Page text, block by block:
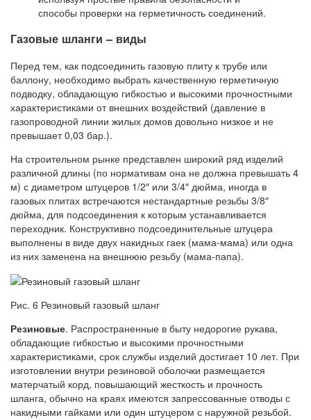
способы проверки на герметичность соединений.
Газовые шланги – виды
Перед тем, как подсоединить газовую плиту к трубе или
баллону, необходимо выбрать качественную герметичную
подводку, обладающую гибкостью и высокими прочностными
характеристиками от внешних воздействий (давление в
газопроводной линии жилых домов довольно низкое и не
превышает 0,03 бар.).
На строительном рынке представлен широкий ряд изделий
различной длины (по нормативам она не должна превышать 4
м) с диаметром штуцеров 1/2″ или 3/4″ дюйма, иногда в
газовых плитах встречаются нестандартные резьбы 3/8″
дюйма, для подсоединения к которым устанавливается
переходник. Конструктивно подсоединительные штуцера
выполнены в виде двух накидных гаек (мама-мама) или одна
из них заменена на внешнюю резьбу (мама-папа).
Рис. 6 Резиновый газовый шланг
Резиновые. Распространенные в быту недорогие рукава,
обладающие гибкостью и высокими прочностными
характеристиками, срок службы изделий достигает 10 лет. При
изготовлении внутри резиновой оболочки размещается
матерчатый корд, повышающий жесткость и прочность
шланга, обычно на краях имеются запрессованные отводы с
накидными гайками или один штуцером с наружной резьбой.